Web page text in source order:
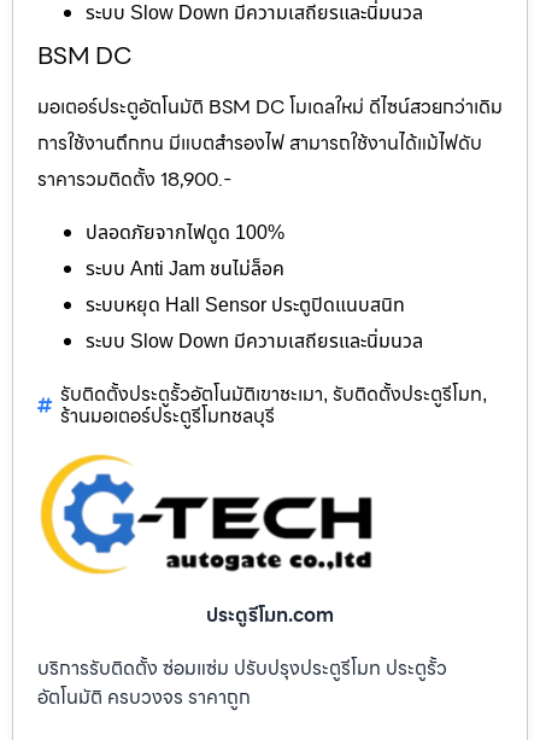
ระบบ Slow Down มีความเสถียรและนิ่มนวล
BSM DC
มอเตอร์ประตูอัตโนมัติ BSM DC โมเดลใหม่ ดีไซน์สวยกว่าเดิม
การใช้งานถึกทน มีแบตสำรองไฟ สามารถใช้งานได้แม้ไฟดับ
ราคารวมติดตั้ง 18,900.-
ปลอดภัยจากไฟดูด 100%
ระบบ Anti Jam ชนไม่ล็อค
ระบบหยุด Hall Sensor ประตูปิดแนบสนิท
ระบบ Slow Down มีความเสถียรและนิ่มนวล
รับติดตั้งประตูรั้วอัตโนมัติเขาชะเมา, รับติดตั้งประตูรีโมท,
ร้านมอเตอร์ประตูรีโมทชลบุรี
ประตูรีโมท.com
บริการรับติดตั้ง ซ่อมแซ่ม ปรับปรุงประตูรีโมท ประตูรั้ว
อัตโนมัติ ครบวงจร ราคาถูก